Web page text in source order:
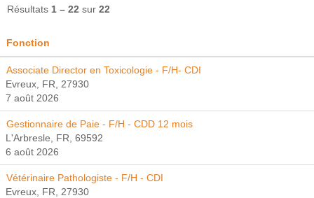
Résultats 1 – 22 sur 22
Fonction
Associate Director en Toxicologie - F/H- CDI
Evreux, FR, 27930
7 août 2026
Gestionnaire de Paie - F/H - CDD 12 mois
L'Arbresle, FR, 69592
6 août 2026
Vétérinaire Pathologiste - F/H - CDI
Evreux, FR, 27930